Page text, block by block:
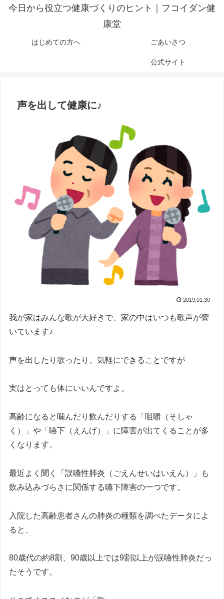
今日から役立つ健康づくりのヒント｜フコイダン健
康堂
はじめての方へ ごあいさつ
公式サイト
声を出して健康に♪
2019.01.30
我が家はみんな歌が大好きで、家の中はいつも歌声が響
いています♪
声を出したり歌ったり、気軽にできることですが
実はとっても体にいいんですよ。
高齢になると噛んだり飲んだりする「咀嚼（そしゃ
く）」や「嚥下（えんげ）」に障害が出てくることが多
くなります。
最近よく聞く「誤嚥性肺炎（ごえんせいはいえん）」も
飲み込みづらさに関係する嚥下障害の一つです。
入院した高齢患者さんの肺炎の種類を調べたデータによ
ると、
80歳代の約8割、90歳以上では9割以上が誤嚥性肺炎だっ
たそうです。